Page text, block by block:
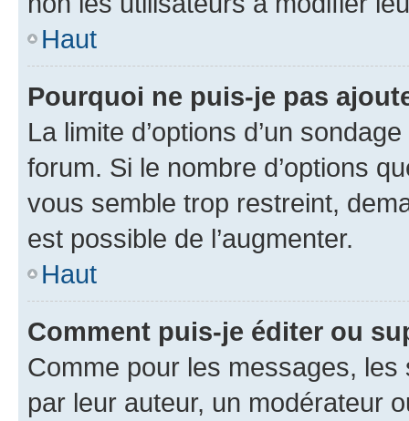
Haut
Pourquoi ne puis-je pas
La limite d’options d’un
forum. Si le nombre d’options
vous semble trop restreint,
est possible de l’augmenter.
Haut
Comment puis-je éditer ou
Comme pour les messages,
par leur auteur, un modérateur